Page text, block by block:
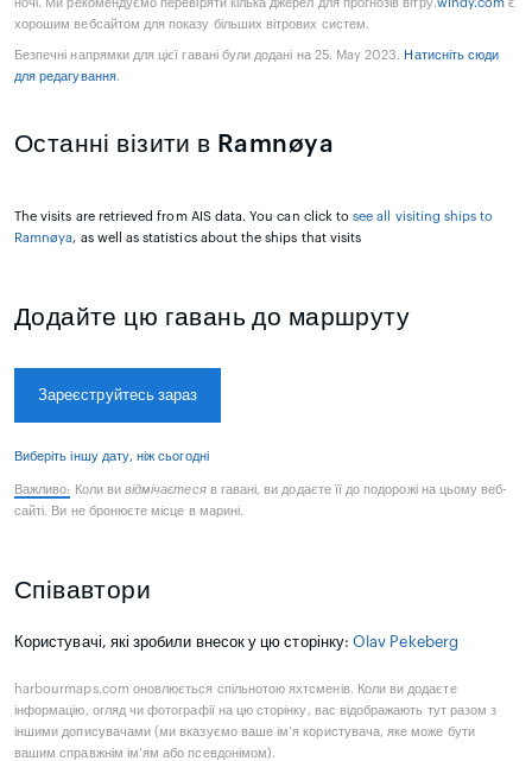
ночі. Ми рекомендуємо перевіряти кілька джерел для прогнозів вітру.windy.com є
хорошим вебсайтом для показу більших вітрових систем.
Безпечні напрямки для цієї гавані були додані на 25. May 2023. Натисніть сюди
для редагування.
Останні візити в Ramnøya
The visits are retrieved from AIS data. You can click tosee all visiting ships to
Ramnøya, as well as statistics about the ships that visits
Додайте цю гавань до маршруту
Зареєструйтесь зараз
Виберіть іншу дату, ніж сьогодні
Важливо: Коли ви відмічаєтесяв гавані, ви додаєте її до подорожі на цьому веб-
сайті. Ви не бронюєте місце в марині.
Співавтори
Користувачі, які зробили внесок у цю сторінку:Olav Pekeberg
harbourmaps.com оновлюється спільнотою яхтсменів. Коли ви додаєте
інформацію, огляд чи фотографії на цю сторінку, вас відображають тут разом з
іншими дописувачами (ми вказуємо ваше ім’я користувача, яке може бути
вашим справжнім ім’ям або псевдонімом).